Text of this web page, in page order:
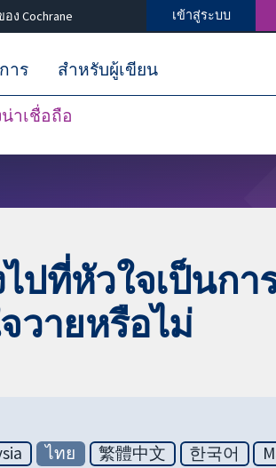
ง Cochrane เข้าสู่ระบบ
าเชื่อถือ
าร สำหรับผู้เขียน
ปที่หัวใจเป็นกา
วายหรือไม่
ไทย 繁體中文 한국어